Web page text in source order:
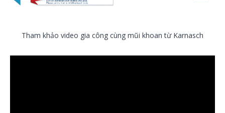
Tham khảo video gia công cùng mũi khoan từ Karnasch